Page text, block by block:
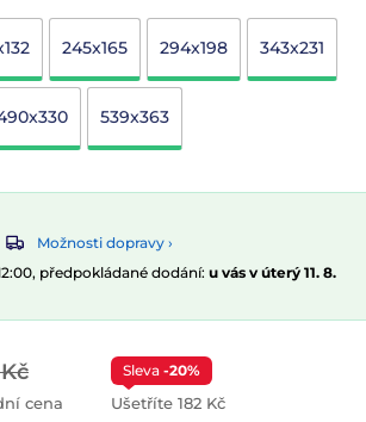
245x165 294x198 343x231
539x363
Možnosti dopravy ›
předpokládané dodání: u vás v úterý 11. 8.
cena
Sleva -20%
Ušetříte 182 Kč